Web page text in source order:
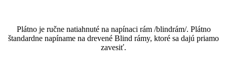
Plátno je ručne natiahnuté na napínaci rám /blindrám/. Plátno
štandardne napíname na drevené Blind rámy, ktoré sa dajú priamo
zavesiť.